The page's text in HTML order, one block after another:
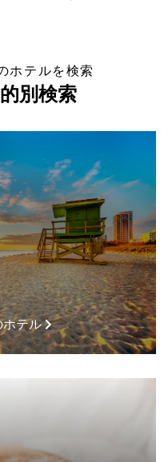
ホテルを検索
別検索
テル